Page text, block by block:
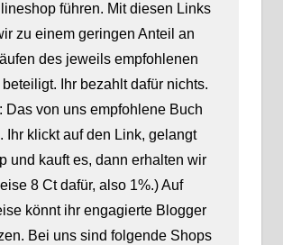
führen. Mit diesen Links
zu einem geringen Anteil an
des jeweils empfohlenen
beteiligt. Ihr bezahlt dafür nichts.
Das von uns empfohlene Buch
Ihr klickt auf den Link, gelangt
und kauft es, dann erhalten wir
8 Ct dafür, also 1%.) Auf
könnt ihr engagierte Blogger
Bei uns sind folgende Shops